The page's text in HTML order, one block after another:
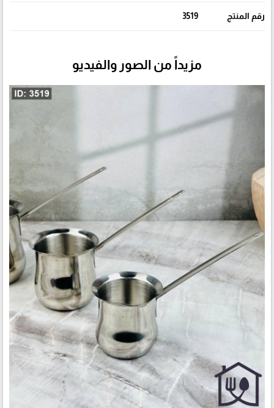
رقم المنتج 3519
مزيداً من الصور والفيديو